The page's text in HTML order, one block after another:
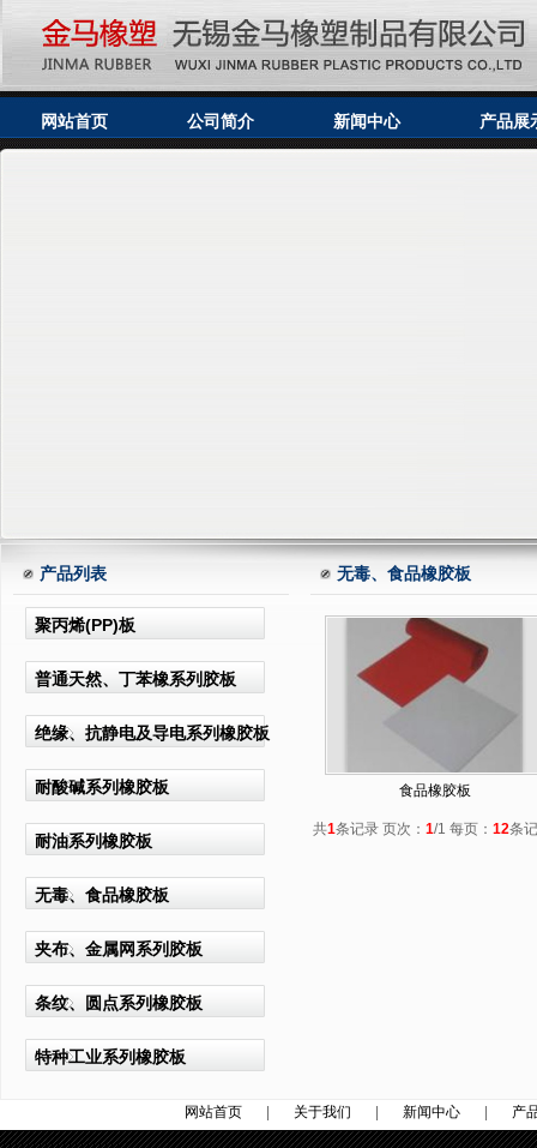
网站首页 公司简介 新闻中心 产品展
产品列表
聚丙烯(PP)板
普通天然、丁苯橡系列胶板
绝缘、抗静电及导电系列橡胶板
耐酸碱系列橡胶板
耐油系列橡胶板
无毒、食品橡胶板
夹布、金属网系列胶板
条纹、圆点系列橡胶板
特种工业系列橡胶板
无毒、食品橡胶板
食品橡胶板
共1条记录 页次： 1/1 每页： 12条
网站首页 关于我们 新闻中心 产